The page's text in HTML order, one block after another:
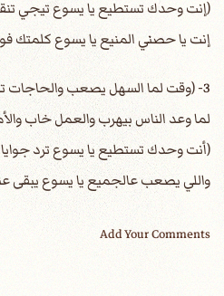
(إنت وحدك تستطيع يا يسوع تيجي
إنت يا حصني المنيع يا يسوع كلمتك
3- (وقت لما السهل يصعب والحاجات تطرح فشل
لما وعد الناس بيهرب والعمل خاب
(أنت وحدك تستطيع يا يسوع ترد
واللي يصعب عالجميع يا يسوع يبقى
Add Your Comments